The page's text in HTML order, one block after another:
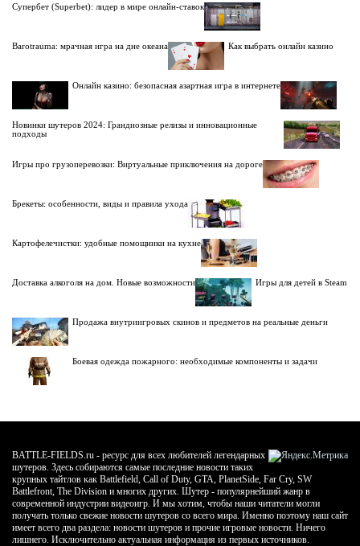
Супербет (Superbet): лидер в мире онлайн-ставок
Barotrauma: мрачная игра на дне океана Как выбрать онлайн казино
Онлайн казино: безопасная азартная игра в интернете
Новинки шутеров 2024: Грандиозные релизы и инновационные
подходы
Игры про грузоперевозки: Виртуальные приключения на дороге
Брекеты: особенности, виды и правила ухода
Картофелечистки: удобные помощники на кухне
Доставка алкоголя на дом. Новые возможности Игры для детей в Steam
Продажа внутриигровых скинов и предметов на реальные деньги
Боевая одежда пожарного: необходимые компоненты и задачи
BATTLE-FIELDS.ru - ресурс для всех любителей легендарных
шутеров. Здесь собираются самые последние новости таких
крупных тайтлов как Battlefield, Call of Duty, GTA, PlanetSide, Far Cry, SW
Battlefront, The Division и многих других. Шутер - популярнейший жанр в
современной индустрии видеоигр. И мы хотим, чтобы наши читатели могли
получать только свежие новости шутеров со всего мира. Именно поэтому наш сайт
имеет всего два раздела: новости шутеров и прочие игровые новости. Ничего
лишнего. Исключительно актуальная информация из первых источников.